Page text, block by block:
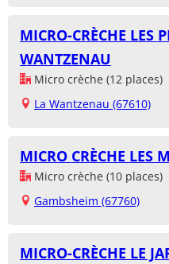
MICRO-CRÈCHE LES
WANTZENAU
Micro crèche (12 places)
La Wantzenau (67610)
MICRO CRÈCHE LES
Micro crèche (10 places)
Gambsheim (67760)
MICRO-CRÈCHE LE